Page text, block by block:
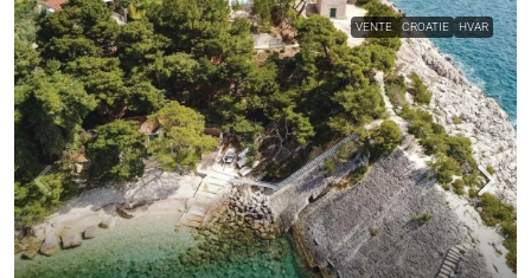
VENTE CROATIE HVAR